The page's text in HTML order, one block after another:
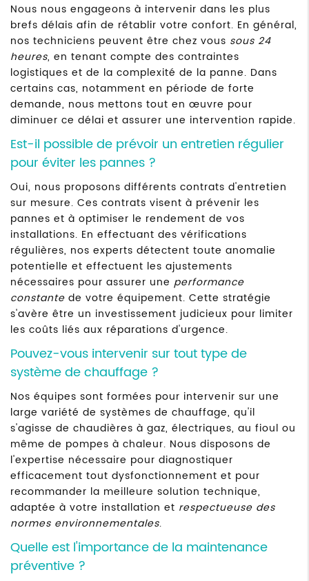
Nous nous engageons à intervenir dans les plus
brefs délais afin de rétablir votre confort. En général,
nos techniciens peuvent être chez vous sous 24
heures, en tenant compte des contraintes
logistiques et de la complexité de la panne. Dans
certains cas, notamment en période de forte
demande, nous mettons tout en œuvre pour
diminuer ce délai et assurer une intervention rapide.
Est-il possible de prévoir un entretien régulier
pour éviter les pannes ?
Oui, nous proposons différents contrats d'entretien
sur mesure. Ces contrats visent à prévenir les
pannes et à optimiser le rendement de vos
installations. En effectuant des vérifications
régulières, nos experts détectent toute anomalie
potentielle et effectuent les ajustements
nécessaires pour assurer une performance
constante de votre équipement. Cette stratégie
s'avère être un investissement judicieux pour limiter
les coûts liés aux réparations d'urgence.
Pouvez-vous intervenir sur tout type de
système de chauffage ?
Nos équipes sont formées pour intervenir sur une
large variété de systèmes de chauffage, qu'il
s'agisse de chaudières à gaz, électriques, au fioul ou
même de pompes à chaleur. Nous disposons de
l'expertise nécessaire pour diagnostiquer
efficacement tout dysfonctionnement et pour
recommander la meilleure solution technique,
adaptée à votre installation et respectueuse des
normes environnementales.
Quelle est l'importance de la maintenance
préventive ?